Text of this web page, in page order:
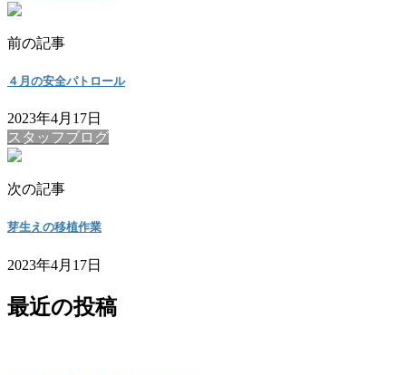
前の記事
４月の安全パトロール
2023年4月17日
スタッフブログ
次の記事
芽生えの移植作業
2023年4月17日
最近の投稿